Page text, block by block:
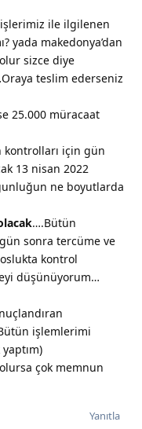
ile ilgilenen
yada makedonya’dan
olur sizce diye
teslim ederseniz
25.000 müracaat
kontrolları için gün
13 nisan 2022
ne boyutlarda
….Bütün
sonra tercüme ve
kontrol
düşünüyorum…
işlemlerimi
çok memnun
Yanıtla